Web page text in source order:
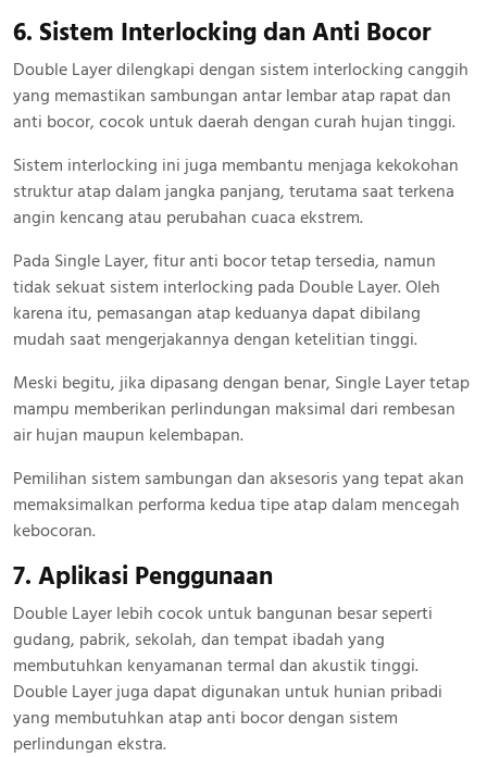
6. Sistem Interlocking dan Anti Bocor
Double Layer dilengkapi dengan sistem interlocking canggih
yang memastikan sambungan antar lembar atap rapat dan
anti bocor, cocok untuk daerah dengan curah hujan tinggi.
Sistem interlocking ini juga membantu menjaga kekokohan
struktur atap dalam jangka panjang, terutama saat terkena
angin kencang atau perubahan cuaca ekstrem.
Pada Single Layer, fitur anti bocor tetap tersedia, namun
tidak sekuat sistem interlocking pada Double Layer. Oleh
karena itu, pemasangan atap keduanya dapat dibilang
mudah saat mengerjakannya dengan ketelitian tinggi.
Meski begitu, jika dipasang dengan benar, Single Layer tetap
mampu memberikan perlindungan maksimal dari rembesan
air hujan maupun kelembapan.
Pemilihan sistem sambungan dan aksesoris yang tepat akan
memaksimalkan performa kedua tipe atap dalam mencegah
kebocoran.
7. Aplikasi Penggunaan
Double Layer lebih cocok untuk bangunan besar seperti
gudang, pabrik, sekolah, dan tempat ibadah yang
membutuhkan kenyamanan termal dan akustik tinggi.
Double Layer juga dapat digunakan untuk hunian pribadi
yang membutuhkan atap anti bocor dengan sistem
perlindungan ekstra.